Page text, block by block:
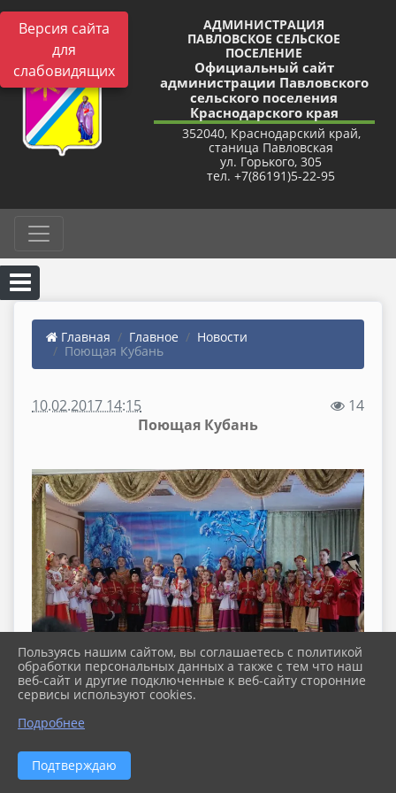
Версия сайта
для
слабовидящих
АДМИНИСТРАЦИЯ
ПАВЛОВСКОЕ СЕЛЬСКОЕ
ПОСЕЛЕНИЕ
Официальный сайт
администрации Павловского
сельского поселения
Краснодарского края
352040, Краснодарский край,
станица Павловская
ул. Горького, 305
тел. +7(86191)5-22-95
Главная Главное
Новости
Поющая Кубань
10.02.2017 14:15
14
Поющая Кубань
Пользуясь нашим сайтом, вы соглашаетесь с политикой
обработки персональных данных а также с тем что наш
веб-сайт и другие подключенные к веб-сайту сторонние
сервисы используют cookies.
Подробнее
Подтверждаю